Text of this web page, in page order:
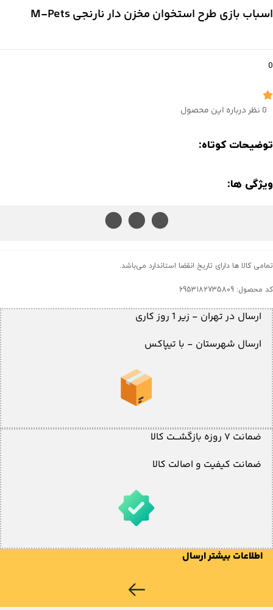
اسباب بازی طرح استخوان مخزن دار نارنجی M-Pets
0
0 نظر درباره این محصول
توضیحات کوتاه:
ویژگی ها:
تمامی کالا ها دارای تاریخ انقضا استاندارد می‌باشد.
کد محصول: 6953182735809
ارسال در تهران - زیر 1 روز کاری
ارسال شهرستان - با تیپاکس
ضمانت ۷ روزه بازگشـــت کالا
ضمانت کیفیت و اصالت کالا
اطلاعات بیشتر ارسال